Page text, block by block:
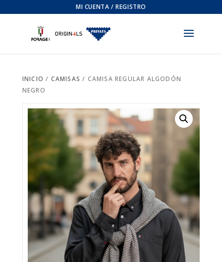
MI CUENTA / REGISTRO
INICIO / CAMISAS / CAMISA REGULAR ALGODÓN
NEGRO